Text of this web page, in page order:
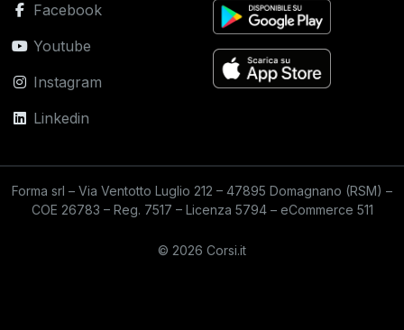
Facebook
Youtube
Instagram
Linkedin
Forma srl – Via Ventotto Luglio 212 – 47895 Domagnano (RSM) –
COE 26783 – Reg. 7517 – Licenza 5794 – eCommerce 511
© 2026 Corsi.it